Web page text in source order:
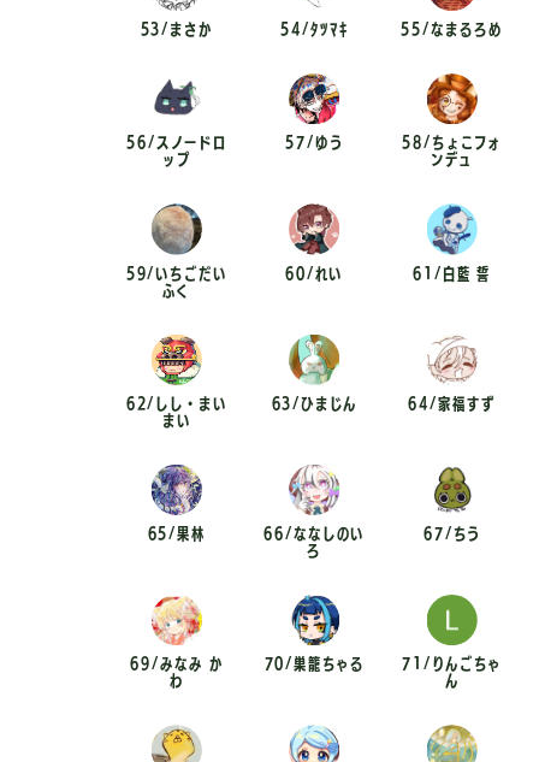
53/まさか 54/ﾀﾂﾏｷ 55/なまるろめ
56/スノードロ
ップ
57/ゆう 58/ちょこフォ
ンデュ
59/いちごだい
ふく
60/れい 61/白藍 誓
62/しし・まい
まい
63/ひまじん 64/家福すず
65/果林 66/ななしのい
ろ
67/ちう
69/みなみ か
わ
70/巣籠ちゃる 71/りんごちゃ
ん